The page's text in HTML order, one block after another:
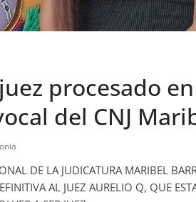
procesado
del CNJ
DE LA JUDICATURA MARIBEL
AL JUEZ AURELIO Q, QUE